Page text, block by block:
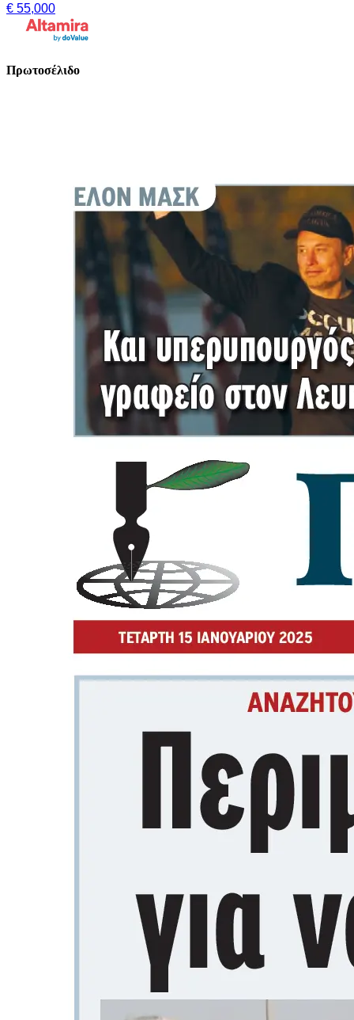
€ 55,000
Πρωτοσέλιδο